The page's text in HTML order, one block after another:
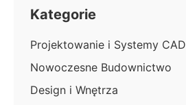
Kategorie
Projektowanie i Systemy CAD
Nowoczesne Budownictwo
Design i Wnętrza